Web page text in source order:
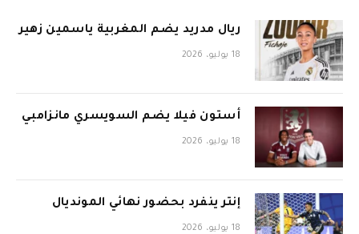
ريال مدريد يضم المغربية ياسمين زهير
18 يوليو، 2026
أستون فيلا يضم السويسري مانزامبي
18 يوليو، 2026
إنتر ينفرد بحضور نهائي المونديال
18 يوليو، 2026